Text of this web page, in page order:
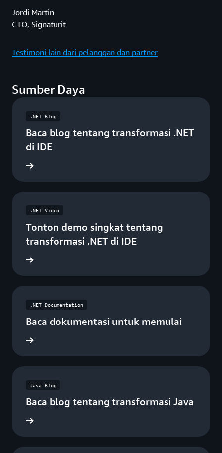
Jordi Martin
CTO, Signaturit
Testimoni lain dari pelanggan dan partner
Sumber Daya
.NET Blog
Baca blog tentang transformasi .NET
di IDE
.NET Video
Tonton demo singkat tentang
transformasi .NET di IDE
.NET Documentation
Baca dokumentasi untuk memulai
Java Blog
Baca blog tentang transformasi Java